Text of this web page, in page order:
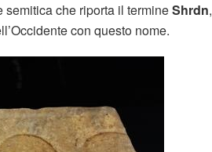
semitica che riporta il termineShrdn,
con questo nome.